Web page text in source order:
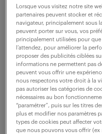
ne ratez
recevez chaque
correspondent à
créer une alerte
Lorsque vous visitez notre site
partenaires peuvent stocker et
navigateur, principalement sous
peuvent porter sur vous, vos
principalement utilisées pour
l’attendez, pour améliorer la
proposer des publicités ciblées
informations ne permettent pas
peuvent vous offrir une
nous respectons votre droit à la
pas autoriser les catégories de
nécessaires au bon
“paramétrer”, puis sur les titres
plus et modifier nos paramètres
types de cookies peut affecter
que nous pouvons vous offrir (ex